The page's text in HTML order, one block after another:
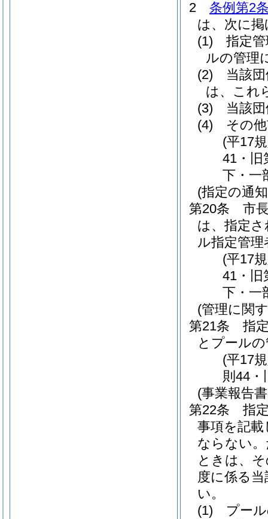
2
条例第2
は、次に
(1)
指定
ルの管理
(2)
当該
は、これ
(3)
当該
(4)
その
(平17
41・旧
下・一
(指定の通
第20条
市
は、指定
ル指定管理
(平17
41・旧
下・一
(管理に関
第21条
指
とプール
(平17
則44・
(事業報告
第22条
指
事項を記
ならない。
ときは、
度に係る
い。
(1)
プー